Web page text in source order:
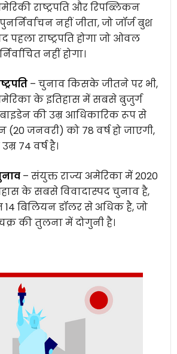
राष्ट्रपति और रिपब्लिकन
नहीं जीता, जो जॉर्ज बुश
पहला राष्ट्रपति होगा जो ओवल
नहीं होगा।
– चुनाव किसके जीतने पर भी,
के इतिहास में सबसे बुजुर्ग
बाइडेन की उम्र आधिकारिक रूप से
(20 जनवरी) को 78 वर्ष हो जाएगी,
74 वर्ष है।
– संयुक्त राज्य अमेरिका में 2020
के सबसे विवादास्पद चुनाव है,
बिलियन डॉलर से अधिक है, जो
की तुलना में दोगुनी है।